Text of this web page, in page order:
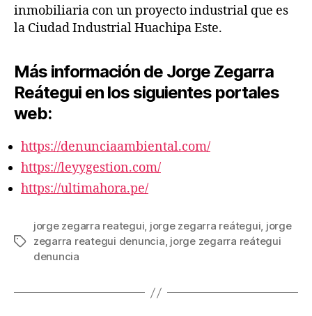
inmobiliaria con un proyecto industrial que es
la Ciudad Industrial Huachipa Este.
Más información de Jorge Zegarra
Reátegui en los siguientes portales
web:
https://denunciaambiental.com/
https://leyygestion.com/
https://ultimahora.pe/
Etiquetas
jorge zegarra reategui, jorge zegarra reátegui, jorge
zegarra reategui denuncia, jorge zegarra reátegui
denuncia